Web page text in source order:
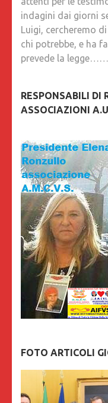
indagini dai giorni
Luigi, cercheremo
chi potrebbe, e ha
prevede la
RESPONSABILI DI
ASSOCIAZIONI
FOTO ARTICOLI